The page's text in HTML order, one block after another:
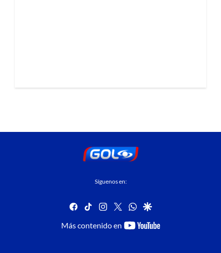
Síguenos en:
facebook
tiktok instagram
twitterwhatsapp
google
Más contenido en
youtube-